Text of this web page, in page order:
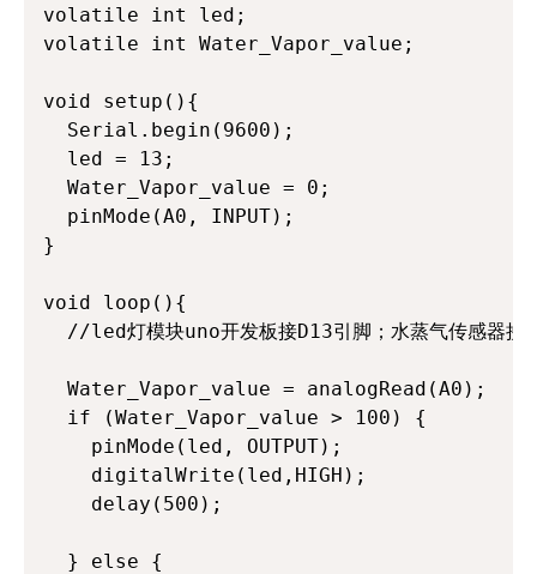
volatile int led;
volatile int Water_Vapor_value;
void setup(){
  Serial.begin(9600);
  led = 13;
  Water_Vapor_value = 0;
  pinMode(A0, INPUT);
}
void loop(){
//led灯模块uno开发板接D13引脚；水蒸气传感器接
  Water_Vapor_value = analogRead(A0);
  if (Water_Vapor_value > 100) {
    pinMode(led, OUTPUT);
    digitalWrite(led,HIGH);
    delay(500);
  } else {